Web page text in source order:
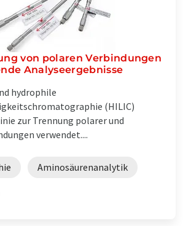
von polaren Verbindungen
Analyseergebnisse
hydrophile
(HILIC)
zur Trennung polarer und
verwendet....
Aminosäurenanalytik